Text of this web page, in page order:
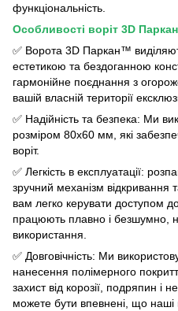
функціональність.
Особливості воріт 3D
✅ Ворота 3D Паркан™
естетикою та бездоганною
гармонійне поєднання з
вашій власній території
✅ Надійність та безпека: Ми
розміром 80х60 мм, які
воріт.
✅ Легкість в експлуатації:
зручний механізм
вам легко керувати доступом
працюють плавно і безшумно,
використання.
✅ Довговічність: Ми
нанесення полімерного
захист від корозії, подряпин і
можете бути впевнені, що